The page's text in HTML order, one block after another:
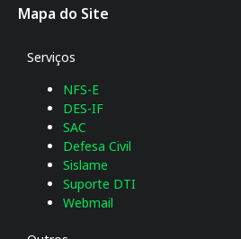
Mapa do Site
Serviços
NFS-E
DES-IF
SAC
Defesa Civil
Sislame
Suporte DTI
Webmail